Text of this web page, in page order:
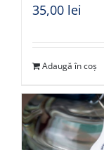
35,00 lei
Adaugă în coș